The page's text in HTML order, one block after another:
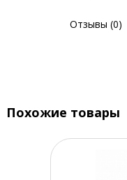
Отзывы (0)
Похожие товары